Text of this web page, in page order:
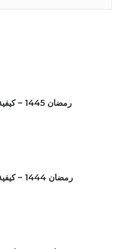
رمضان 1445 – كيفية ثبوت شهر الصوم
رمضان 1444 – كيفية ثبوت شهر الصوم